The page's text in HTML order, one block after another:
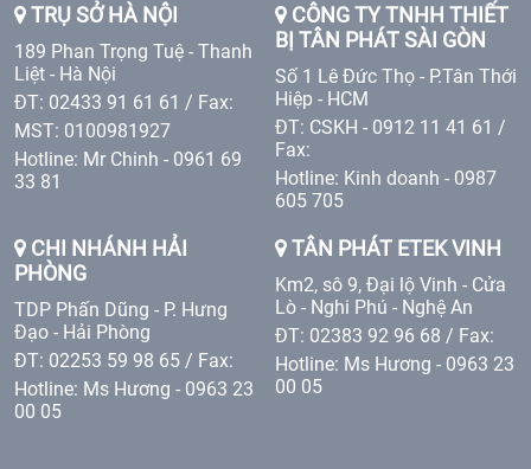
TRỤ SỞ HÀ NỘI
189 Phan Trọng Tuệ - Thanh
Liệt - Hà Nội
ĐT: 02433 91 61 61 / Fax:
MST: 0100981927
Hotline: Mr Chinh - 0961 69
33 81
CÔNG TY TNHH THIẾT
BỊ TÂN PHÁT SÀI GÒN
Số 1 Lê Đức Thọ - P.Tân Thới
Hiệp - HCM
ĐT: CSKH - 0912 11 41 61 /
Fax:
Hotline: Kinh doanh - 0987
605 705
CHI NHÁNH HẢI
PHÒNG
TDP Phấn Dũng - P. Hưng
Đạo - Hải Phòng
ĐT: 02253 59 98 65 / Fax:
Hotline: Ms Hương - 0963 23
00 05
TÂN PHÁT ETEK VINH
Km2, sô 9, Đại lộ Vinh - Cửa
Lò - Nghi Phú - Nghệ An
ĐT: 02383 92 96 68 / Fax:
Hotline: Ms Hương - 0963 23
00 05